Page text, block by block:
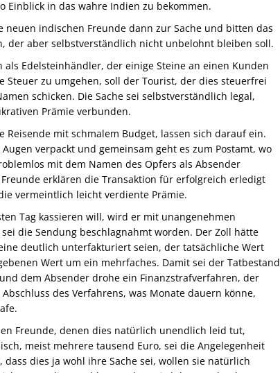
Einblick in das wahre Indien zu bekommen.
neuen indischen Freunde dann zur Sache und bitten das
der aber selbstverständlich nicht unbelohnt bleiben soll.
Edelsteinhändler, der einige Steine an einen Kunden
Steuer zu umgehen, soll der Tourist, der dies steuerfrei
schicken. Die Sache sei selbstverständlich legal,
Prämie verbunden.
Reisende mit schmalem Budget, lassen sich darauf ein.
verpackt und gemeinsam geht es zum Postamt, wo
mit dem Namen des Opfers als Absender
erklären die Transaktion für erfolgreich erledigt
vermeintlich leicht verdiente Prämie.
Tag kassieren will, wird er mit unangenehmen
die Sendung beschlagnahmt worden. Der Zoll hätte
deutlich unterfakturiert seien, der tatsächliche Wert
Wert um ein mehrfaches. Damit sei der Tatbestand
dem Absender drohe ein Finanzstrafverfahren, der
des Verfahrens, was Monate dauern könne,
Freunde, denen dies natürlich unendlich leid tut,
meist mehrere tausend Euro, sei die Angelegenheit
dass dies ja wohl ihre Sache sei, wollen sie natürlich